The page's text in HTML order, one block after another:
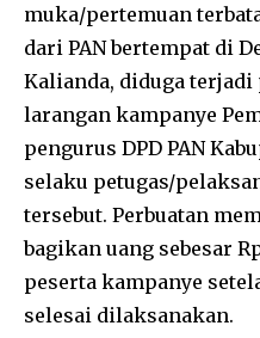
muka/pertemuan
dari PAN bertempat di
Kalianda, diduga
larangan kampanye
pengurus DPD PAN
selaku petugas/
tersebut. Perbuatan
bagikan uang sebesar
peserta kampanye
selesai dilaksanakan.